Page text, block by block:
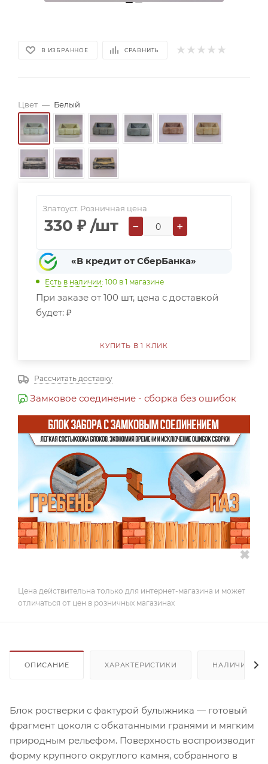
В ИЗБРАННОЕ СРАВНИТЬ
Цвет — Белый
Златоуст. Розничная цена
330 ₽ /шт − +
«В кредит от СберБанка»
Есть в наличии: 100 в 1 магазине
При заказе от 100 шт, цена с доставкой
будет: ₽
КУПИТЬ В 1 КЛИК
Рассчитать доставку
Замковое соединение - сборка без ошибок
✖
Цена действительна только для интернет-магазина и может
отличаться от цен в розничных магазинах
ОПИСАНИЕ ХАРАКТЕРИСТИКИ НАЛИЧИЕ
Блок ростверки с фактурой булыжника — готовый
фрагмент цоколя с обкатанными гранями и мягким
природным рельефом. Поверхность воспроизводит
форму крупного округлого камня, собранного в